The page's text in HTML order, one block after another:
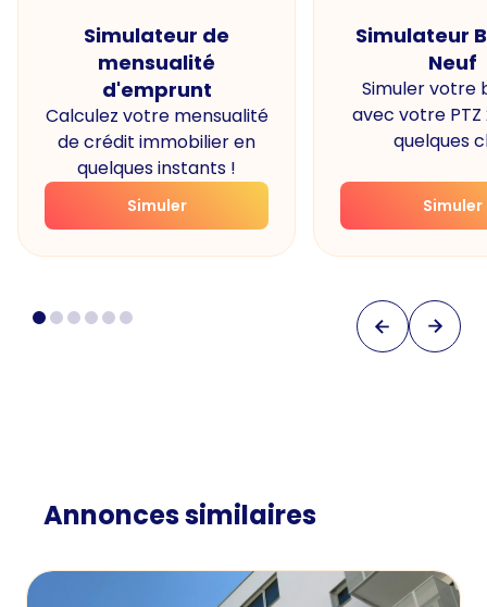
Simulateur de
mensualité
d'emprunt
Calculez votre mensualité
de crédit immobilier en
quelques instants !
Simuler
Simulateur
Neuf
Simuler votre
avec votre PTZ
quelques
Simuler
Annonces similaires